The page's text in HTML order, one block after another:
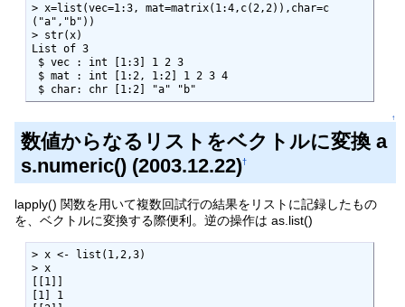
> x=list(vec=1:3, mat=matrix(1:4,c(2,2)),char=c
("a","b"))
> str(x)
List of 3
$ char: chr [1:2] "a" "b"
↑
数値からなるリストをベクトルに変換 a
s.numeric() (2003.12.22)†
lapply() 関数を用いて複数回試行の結果をリストに記録したもの
を、ベクトルに変換する際便利。逆の操作は as.list()
> x <- list(1,2,3)
> x
[[1]]
[1] 1